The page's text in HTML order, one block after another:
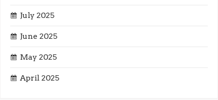
July 2025
June 2025
May 2025
April 2025